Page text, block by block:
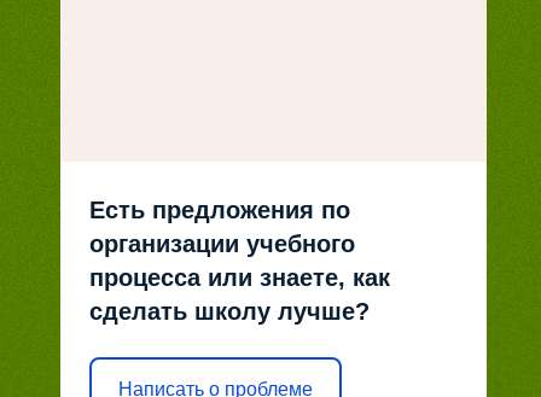
Есть предложения по
организации учебного
процесса или знаете, как
сделать школу лучше?
Написать о проблеме